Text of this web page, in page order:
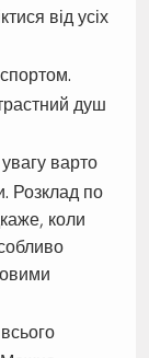
від усіх
душ
варто
Розклад по
коли